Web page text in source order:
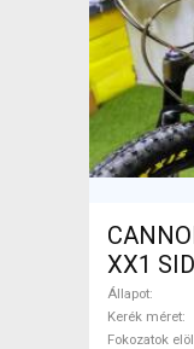
XX1
EAGLE
Állapot
Kerék méret
Fokozatok elöl